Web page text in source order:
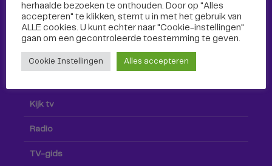
Kijk tv
Radio
TV-gids
herhaalde bezoeken te onthouden. Door op "Alles
accepteren" te klikken, stemt u in met het gebruik van
ALLE cookies. U kunt echter naar "Cookie-instellingen"
gaan om een ​​gecontroleerde toestemming te geven.
Cookie Instellingen Alles accepteren